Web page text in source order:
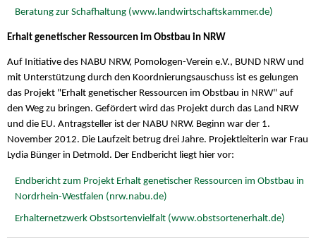
Beratung zur Schafhaltung (www.landwirtschaftskammer.de)
Erhalt genetischer Ressourcen im Obstbau in NRW
Auf Initiative des NABU NRW, Pomologen-Verein e.V., BUND NRW und
mit Unterstützung durch den Koordnierungsauschuss ist es gelungen
das Projekt "Erhalt genetischer Ressourcen im Obstbau in NRW" auf
den Weg zu bringen. Gefördert wird das Projekt durch das Land NRW
und die EU. Antragsteller ist der NABU NRW. Beginn war der 1.
November 2012. Die Laufzeit betrug drei Jahre. Projektleiterin war Frau
Lydia Bünger in Detmold. Der Endbericht liegt hier vor:
Endbericht zum Projekt Erhalt genetischer Ressourcen im Obstbau in
Nordrhein-Westfalen (nrw.nabu.de)
Erhalternetzwerk Obstsortenvielfalt (www.obstsortenerhalt.de)